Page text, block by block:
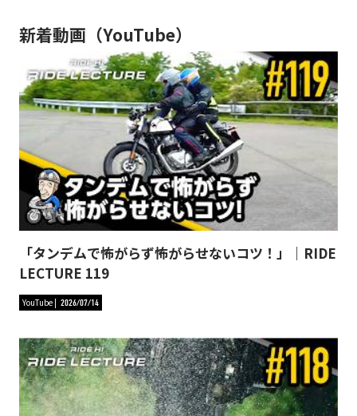
新着動画（YouTube）
「タンデムで怖がらず怖がらせないコツ！」｜RIDE
LECTURE 119
YouTube 2026/07/14